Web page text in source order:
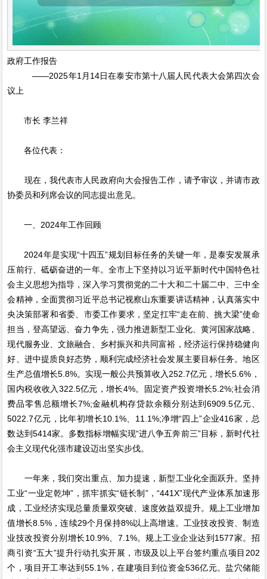
政府工作报告
——2025年1月14日在泰安市第十八届人民代表大会第四次会
议上
市长 李兰祥
各位代表：
现在，我代表市人民政府向大会报告工作，请予审议，并请市政
协委员和列席会议的同志提出意见。
一、2024年工作回顾
2024年是实现“十四五”规划目标任务的关键一年，是泰安发展承
压前行、砥砺奋进的一年。全市上下坚持以习近平新时代中国特色社
会主义思想为指导，深入学习贯彻党的二十大和二十届二中、三中全
会精神，全面贯彻习近平总书记视察山东重要讲话精神，认真落实中
央决策部署和省委、市委工作要求，坚定扛牢“走在前、挑大梁”使命
担当，登高望远、奋力争先，强力推进新型工业化、黄河国家战略、
现代服务业、文旅融合、乡村振兴和共同富裕，经济运行保持稳健向
好、进中提质良好态势，顺利完成经济社会发展主要目标任务。地区
生产总值增长5.8%。实现一般公共预算收入252.7亿元，增长5.6%，
国内税收收入322.5亿元，增长4%。固定资产投资增长5.2%;社会消
费品零售总额增长7%;金融机构存贷款余额分别达到6909.5亿元、
5022.7亿元，比年初增长10.1%、11.1%;净增“四上”企业416家，总
数达到5414家。多数指标增幅实现“进八争五奔前三”目标，新时代社
会主义现代化强市建设迈出坚实步伐。
一年来，我们突出重点、加力提速，新型工业化全面跃升。坚持
工业“一业定乾坤”，抓牢抓实“链长制”，“441X”现代产业体系加速形
成，工业经济实现总量质量双突破、速度效益双提升。规上工业增加
值增长8.5%，连续29个月保持8%以上高增速。工业技改投资、制造
业技改投资分别增长10.9%、7.1%。规上工业企业达到1577家。招
商引资“五大”提升行动扎实开展，市级及以上平台签约重点项目202
个，项目开工率达到55.1%，在建项目到位资金536亿元。盐穴储能